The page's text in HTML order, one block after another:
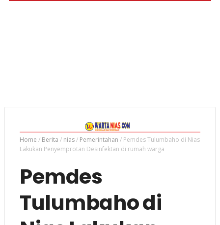
Home / Berita / nias/ Pemerintahan / Pemdes Tulumbaho di Nias
Lakukan Penyemprotan Desinfektan di rumah warga
Pemdes
Tulumbaho di